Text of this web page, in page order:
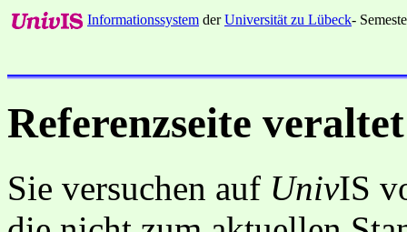
Informationssystem derUniversität zu Lübeck-
Referenzseite veraltet
Sie versuchen auf UnivIS